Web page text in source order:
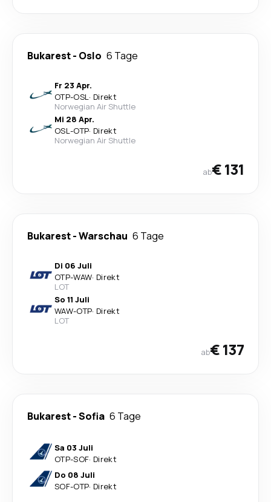
Bukarest- Oslo 6 Tage
Fr 23 Apr.
OTP-OSL· Direkt
Norwegian Air Shuttle
Mi 28 Apr.
OSL-OTP· Direkt
Norwegian Air Shuttle
ab€ 131
Bukarest-Warschau 6 Tage
Di 06 Juli
OTP-WAW· Direkt
LOT
So 11 Juli
WAW-OTP· Direkt
LOT
ab€ 137
Bukarest-Sofia 6 Tage
Sa 03 Juli
OTP-SOF· Direkt
Do 08 Juli
SOF-OTP· Direkt